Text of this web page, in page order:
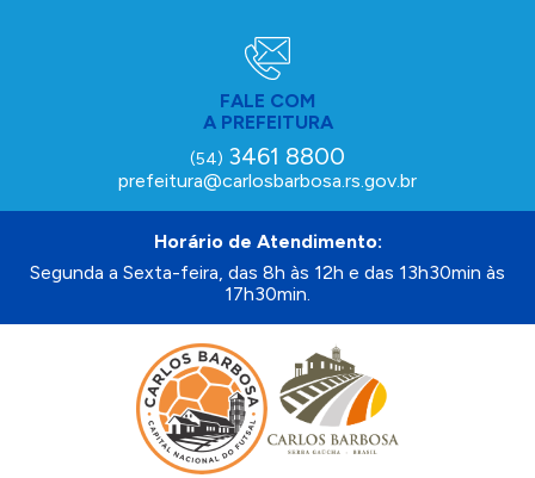
FALE COM
A PREFEITURA
(54) 3461 8800
prefeitura@carlosbarbosa.rs.gov.br
Horário de Atendimento:
Segunda a Sexta-feira, das 8h às 12h e das 13h30min às
17h30min.